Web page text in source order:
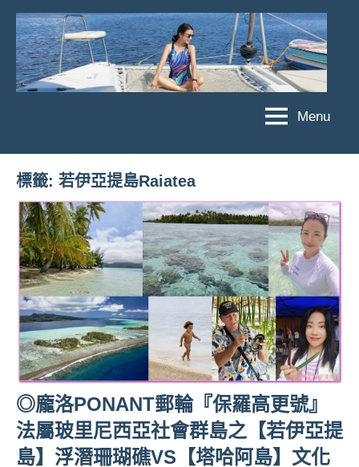
Skip
content
菲
亞
娃
JEFFIA
FANG
亞
娃
粉
絲
團、
主
題
旅
遊、
達
人
帶
路、
旅
遊
Menu
標籤: 若伊亞提島Raiatea
◎龐洛PONANT郵輪『保羅高更號』
法屬玻里尼西亞社會群島之【若伊亞提
島】浮潛珊瑚礁VS【塔哈阿島】文化